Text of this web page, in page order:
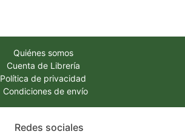
Quiénes somos
Cuenta de Librería
Política de privacidad
Condiciones de envío
Redes sociales